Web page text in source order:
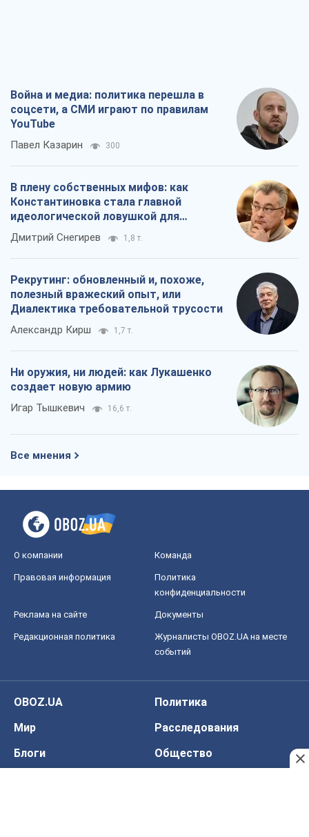
Война и медиа: политика перешла в
соцсети, а СМИ играют по правилам
YouTube
Павел Казарин 300
В плену собственных мифов: как
Константиновка стала главной
идеологической ловушкой для
российских оккупантов
Дмитрий Снегирев 1,8 т.
Рекрутинг: обновленный и, похоже,
полезный вражеский опыт, или
Диалектика требовательной трусости
Александр Кирш 1,7 т.
Ни оружия, ни людей: как Лукашенко
создает новую армию
Игар Тышкевич 16,6 т.
Все мнения
О компании Команда
Правовая информация
Политика
конфиденциальности
Реклама на сайте Документы
Редакционная политика
Журналисты OBOZ.UA на месте
событий
OBOZ.UA
Политика
Мир
Расследования
Блоги
Общество